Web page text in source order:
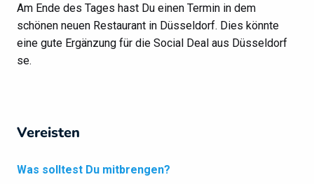
Am Ende des Tages hast Du einen Termin in dem
schönen neuen Restaurant in Düsseldorf. Dies könnte
eine gute Ergänzung für die Social Deal aus Düsseldorf
se.
Vereisten
Was solltest Du mitbrengen?